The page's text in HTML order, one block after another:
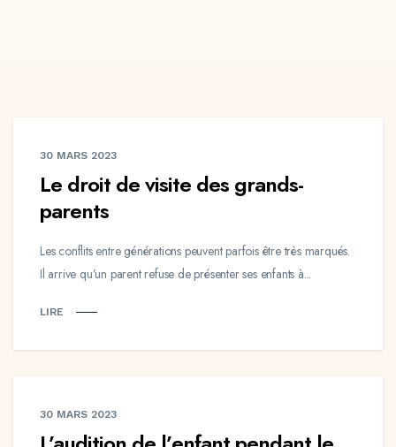
30 MARS 2023
Le droit de visite des grands-
parents
Les conflits entre générations peuvent parfois être très marqués.
Il arrive qu’un parent refuse de présenter ses enfants à...
LIRE
30 MARS 2023